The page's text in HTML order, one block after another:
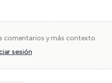
comentarios y más contexto.
sesión